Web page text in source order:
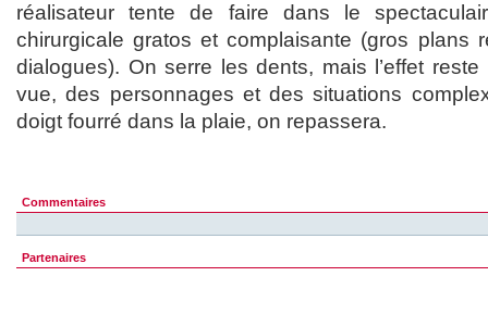
réalisateur tente de faire dans le
chirurgicale gratos et complaisante (gros plans
dialogues). On serre les dents, mais l’effet
vue, des personnages et des situations
doigt fourré dans la plaie, on repassera.
Commentaires
Partenaires